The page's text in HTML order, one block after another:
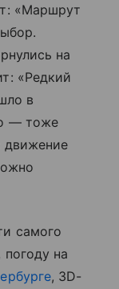
«Маршрут
на
«Редкий
в
— тоже
движение
самого
на
, 3D-